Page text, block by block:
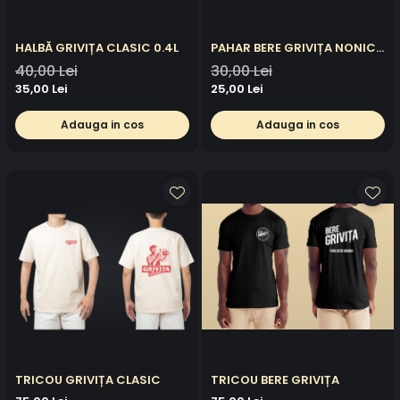
HALBĂ GRIVIȚA CLASIC 0.4L
40,00 Lei
35,00 Lei
Adauga in cos
PAHAR BERE GRIVIȚA NONIC
0.4L
30,00 Lei
25,00 Lei
Adauga in cos
TRICOU GRIVIȚA CLASIC
TRICOU BERE GRIVIȚA